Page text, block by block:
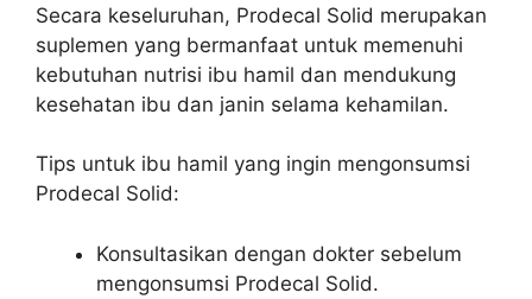
Secara keseluruhan, Prodecal Solid merupakan
suplemen yang bermanfaat untuk memenuhi
kebutuhan nutrisi ibu hamil dan mendukung
kesehatan ibu dan janin selama kehamilan.
Tips untuk ibu hamil yang ingin mengonsumsi
Prodecal Solid:
Konsultasikan dengan dokter sebelum
mengonsumsi Prodecal Solid.